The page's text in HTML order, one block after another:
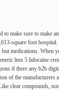
make sure to make
square foot
medications. When
lmx 5 lidocaine
if there any b2b
of the manufacturers
clear compounds,